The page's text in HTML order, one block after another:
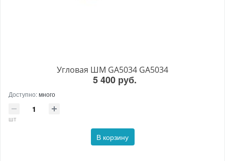
Угловая ШМ GA5034 GA5034
5 400 руб.
Доступно:много
шт
В корзину